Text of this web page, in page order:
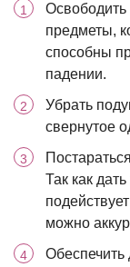
Освободить
предметы,
способны
падении.
Убрать
свернутое
Так как
можно
Обеспечить